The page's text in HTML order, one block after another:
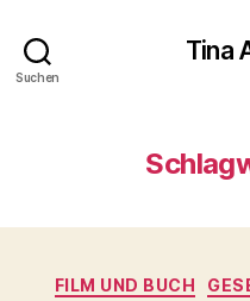
Suchen
Tina
FILM UND BUCH